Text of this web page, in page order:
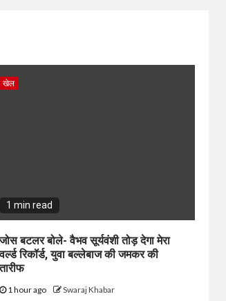
खेल
1 min read
बटलर बोले- वैभव सूर्यवंशी तोड़ देगा मेरा
रिकॉर्ड, युवा बल्लेबाज की जमकर की
1 hour ago Swaraj Khabar